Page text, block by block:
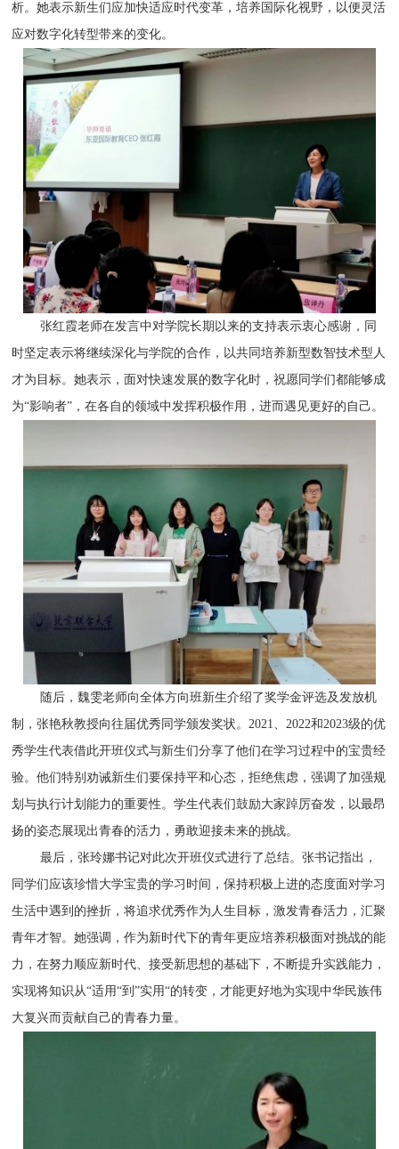
析。她表示新生们应加快适应时代变革，培养国际化视野，以便灵活
应对数字化转型带来的变化。
张红霞老师在发言中对学院长期以来的支持表示衷心感谢，同
时坚定表示将继续深化与学院的合作，以共同培养新型数智技术型人
才为目标。她表示，面对快速发展的数字化时，祝愿同学们都能够成
为“影响者”，在各自的领域中发挥积极作用，进而遇见更好的自己。
随后，魏雯老师向全体方向班新生介绍了奖学金评选及发放机
制，张艳秋教授向往届优秀同学颁发奖状。2021、2022和2023级的优
秀学生代表借此开班仪式与新生们分享了他们在学习过程中的宝贵经
验。他们特别劝诫新生们要保持平和心态，拒绝焦虑，强调了加强规
划与执行计划能力的重要性。学生代表们鼓励大家踔厉奋发，以最昂
扬的姿态展现出青春的活力，勇敢迎接未来的挑战。
最后，张玲娜书记对此次开班仪式进行了总结。张书记指出，
同学们应该珍惜大学宝贵的学习时间，保持积极上进的态度面对学习
生活中遇到的挫折，将追求优秀作为人生目标，激发青春活力，汇聚
青年才智。她强调，作为新时代下的青年更应培养积极面对挑战的能
力，在努力顺应新时代、接受新思想的基础下，不断提升实践能力，
实现将知识从“适用“到”实用“的转变，才能更好地为实现中华民族伟
大复兴而贡献自己的青春力量。